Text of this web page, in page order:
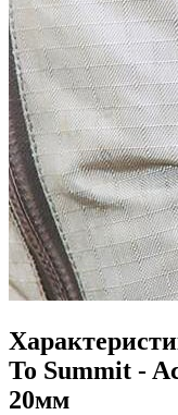
To Summit -
20мм